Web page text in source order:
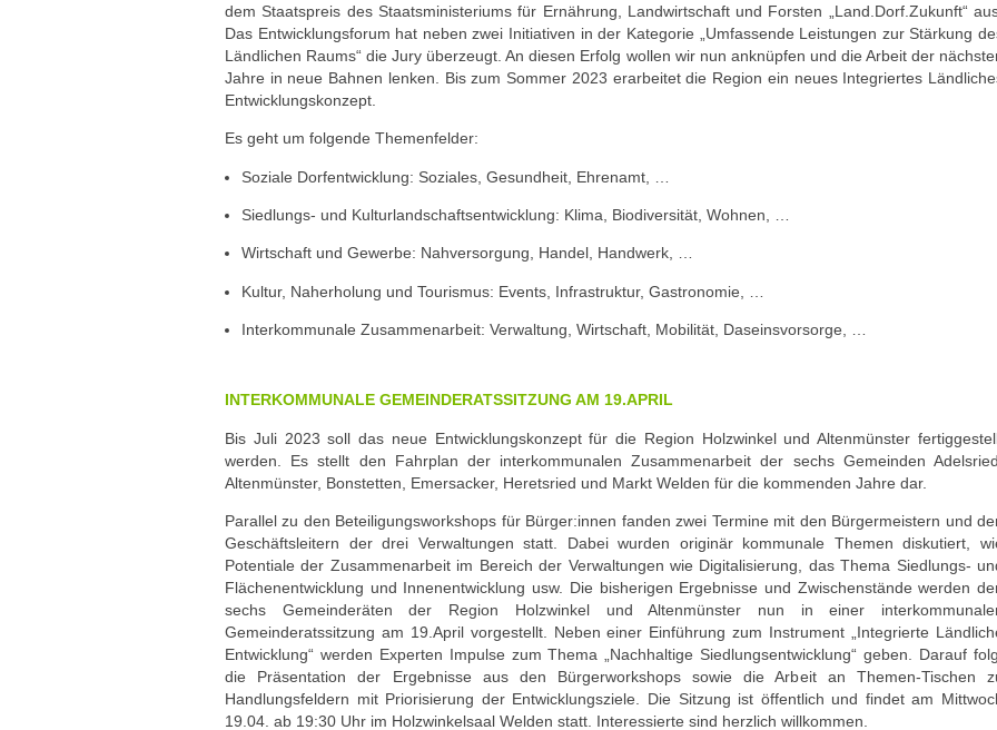
dem Staatspreis des Staatsministeriums für Ernährung, Landwirtschaft und Forsten „Land.Dorf.Zukunft“
Das Entwicklungsforum hat neben zwei Initiativen in der Kategorie „Umfassende Leistungen zur Stärkung
Ländlichen Raums“ die Jury überzeugt. An diesen Erfolg wollen wir nun anknüpfen und die Arbeit der
Jahre in neue Bahnen lenken. Bis zum Sommer 2023 erarbeitet die Region ein neues Integriertes
Entwicklungskonzept.
Es geht um folgende Themenfelder:
Soziale Dorfentwicklung: Soziales, Gesundheit, Ehrenamt, …
Siedlungs- und Kulturlandschaftsentwicklung: Klima, Biodiversität, Wohnen, …
Wirtschaft und Gewerbe: Nahversorgung, Handel, Handwerk, …
Kultur, Naherholung und Tourismus: Events, Infrastruktur, Gastronomie, …
Interkommunale Zusammenarbeit: Verwaltung, Wirtschaft, Mobilität, Daseinsvorsorge, …
INTERKOMMUNALE GEMEINDERATSSITZUNG AM 19.APRIL
Bis Juli 2023 soll das neue Entwicklungskonzept für die Region Holzwinkel und Altenmünster
werden. Es stellt den Fahrplan der interkommunalen Zusammenarbeit der sechs Gemeinden Adelsried,
Altenmünster, Bonstetten, Emersacker, Heretsried und Markt Welden für die kommenden Jahre dar.
Parallel zu den Beteiligungsworkshops für Bürger:innen fanden zwei Termine mit den Bürgermeistern und
Geschäftsleitern der drei Verwaltungen statt. Dabei wurden originär kommunale Themen diskutiert,
Potentiale der Zusammenarbeit im Bereich der Verwaltungen wie Digitalisierung, das Thema Siedlungs-
Flächenentwicklung und Innenentwicklung usw. Die bisherigen Ergebnisse und Zwischenstände werden
sechs Gemeinderäten der Region Holzwinkel und Altenmünster nun in einer
Gemeinderatssitzung am 19.April vorgestellt. Neben einer Einführung zum Instrument „Integrierte
Entwicklung“ werden Experten Impulse zum Thema „Nachhaltige Siedlungsentwicklung“ geben. Darauf
die Präsentation der Ergebnisse aus den Bürgerworkshops sowie die Arbeit an Themen-Tischen
Handlungsfeldern mit Priorisierung der Entwicklungsziele. Die Sitzung ist öffentlich und findet am
19.04. ab 19:30 Uhr im Holzwinkelsaal Welden statt. Interessierte sind herzlich willkommen.